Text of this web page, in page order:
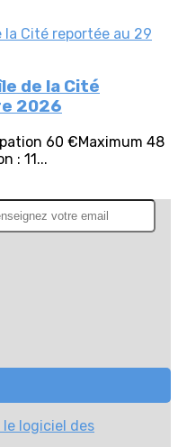
de la Cité
2026
60 €Maximum 48
: 11...
le logiciel des